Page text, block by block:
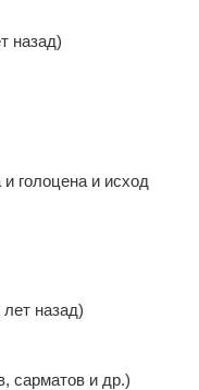
назад)
голоцена и исход
назад)
сарматов и др.)